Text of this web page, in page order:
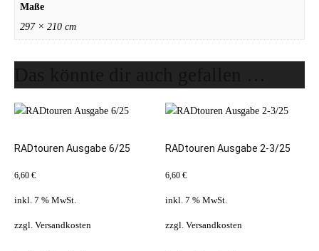
Maße
297 × 210 cm
RADtouren Ausgabe 6/25
6,60 €
inkl. 7 % MwSt.
zzgl. Versandkosten
RADtouren Ausgabe 2-3/25
6,60€
inkl. 7 % MwSt.
zzgl.Versandkosten